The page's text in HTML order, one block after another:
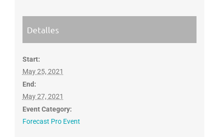
Start:
May 25, 2021
End:
May 27, 2021
Event Category:
Forecast Pro Event